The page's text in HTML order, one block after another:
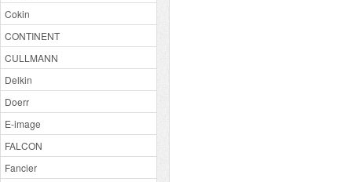
Cokin
CONTINENT
CULLMANN
Delkin
Doerr
E-image
FALCON
Fancier